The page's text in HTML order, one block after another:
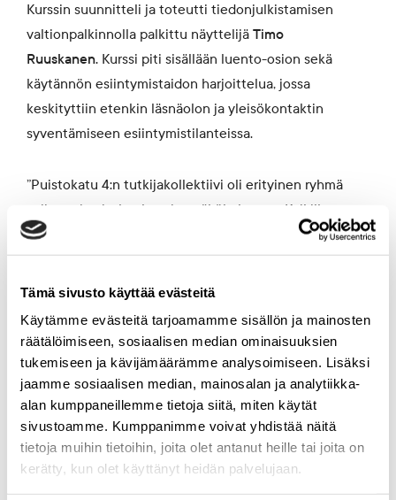
Tämä sivusto käyttää evästeitä
Käytämme evästeitä tarjoamamme sisällön ja mainosten
räätälöimiseen, sosiaalisen median ominaisuuksien
tukemiseen ja kävijämäärämme analysoimiseen. Lisäksi
jaamme sosiaalisen median, mainosalan ja analytiikka-
alan kumppaneillemme tietoja siitä, miten käytät
sivustoamme. Kumppanimme voivat yhdistää näitä
tietoja muihin tietoihin, joita olet antanut heille tai joita on
kerätty, kun olet käyttänyt heidän palvelujaan.
Kurssin suunnitteli ja toteutti tiedonjulkistamisen
valtionpalkinnolla palkittu näyttelijä Timo
Ruuskanen. Kurssi piti sisällään luento-osion sekä
käytännön esiintymistaidon harjoittelua, jossa
keskityttiin etenkin läsnäolon ja yleisökontaktin
syventämiseen esiintymistilanteissa.
”Puistokatu 4:n tutkijakollektiivi oli erityinen ryhmä
esiintymistaitokouluttajan näkökulmasta. Kaikilla
osallistujilla oli oma substanssi hallussa, ja saatoin
myös aistia, että omasta tutkimusalueesta puhuminen
oli heille emotionaalisesti tärkeää”, Ruuskanen kertoo.